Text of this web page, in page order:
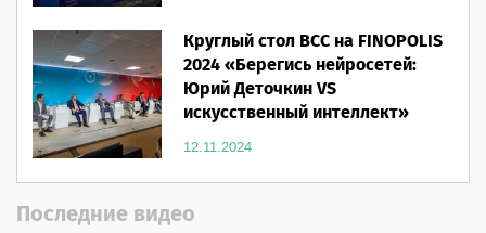
Круглый стол ВСС на FINOPOLIS
2024 «Берегись нейросетей:
Юрий Деточкин VS
искусственный интеллект»
12.11.2024
Последние видео